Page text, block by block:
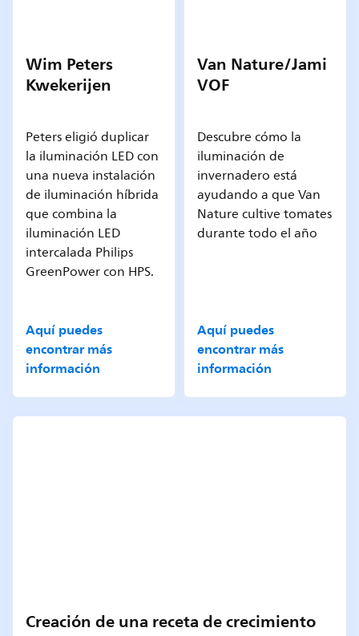
Wim Peters
Kwekerijen
Peters eligió duplicar
la iluminación LED con
una nueva instalación
de iluminación híbrida
que combina la
iluminación LED
intercalada Philips
GreenPower con HPS.
Aquí puedes
encontrar más
información
Van Nature/Jami
VOF
Descubre cómo la
iluminación de
invernadero está
ayudando a que Van
Nature cultive tomates
durante todo el año
Aquí puedes
encontrar más
información
Creación de una receta de crecimiento